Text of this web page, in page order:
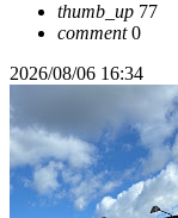
thumb_up 77
comment0
2026/08/06 16:34